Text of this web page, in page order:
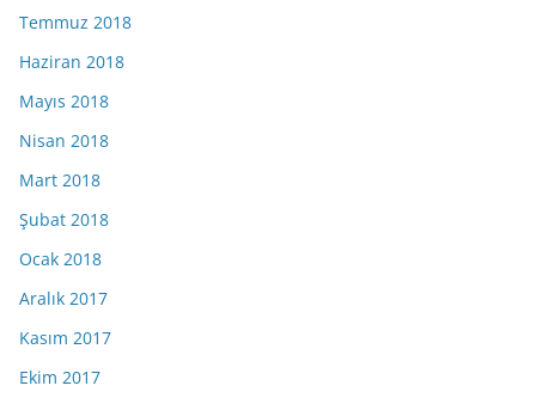
Temmuz 2018
Haziran 2018
Mayıs 2018
Nisan 2018
Mart 2018
Şubat 2018
Ocak 2018
Aralık 2017
Kasım 2017
Ekim 2017